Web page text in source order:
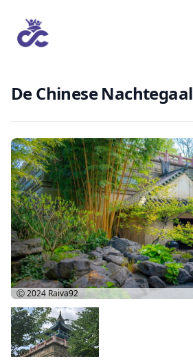
De Chinese Nachtegaal
Ⓒ 2024 Raiva92